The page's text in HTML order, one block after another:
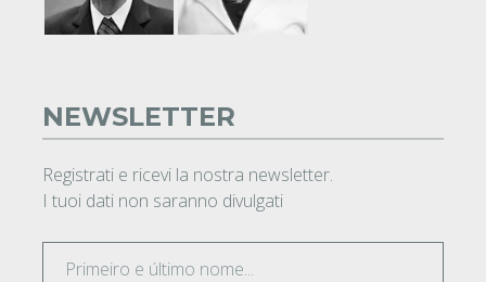
NEWSLETTER
Registrati e ricevi la nostra newsletter.
I tuoi dati non saranno divulgati